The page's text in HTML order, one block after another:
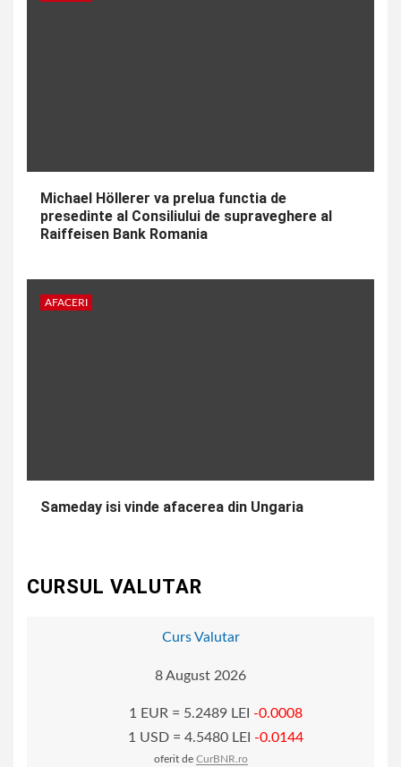
Michael Höllerer va prelua functia de
presedinte al Consiliului de supraveghere al
Raiffeisen Bank Romania
AFACERI
Sameday isi vinde afacerea din Ungaria
CURSUL VALUTAR
Curs Valutar
8 August 2026
1 EUR = 5.2489 LEI -0.0008
1 USD = 4.5480 LEI -0.0144
oferit de CurBNR.ro